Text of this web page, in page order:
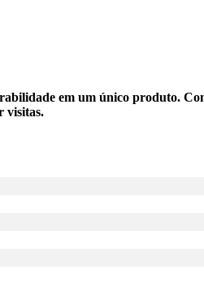
em um único produto.
visitas.